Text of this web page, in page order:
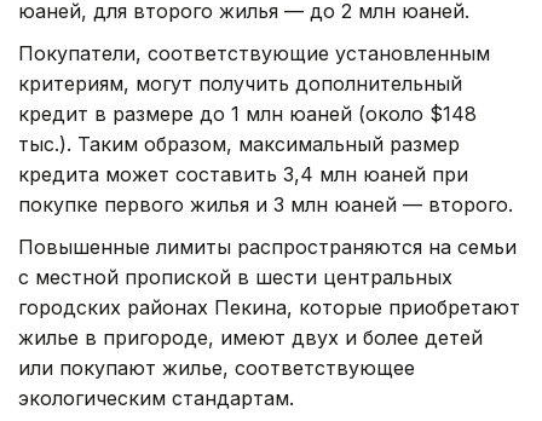
юаней, для второго жилья — до 2 млн юаней.
Покупатели, соответствующие установленным
критериям, могут получить дополнительный
кредит в размере до 1 млн юаней (около $148
тыс.). Таким образом, максимальный размер
кредита может составить 3,4 млн юаней при
покупке первого жилья и 3 млн юаней — второго.
Повышенные лимиты распространяются на семьи
с местной пропиской в шести центральных
городских районах Пекина, которые приобретают
жилье в пригороде, имеют двух и более детей
или покупают жилье, соответствующее
экологическим стандартам.